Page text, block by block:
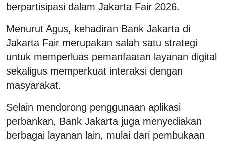
berpartisipasi dalam Jakarta Fair 2026.
Menurut Agus, kehadiran Bank Jakarta di
Jakarta Fair merupakan salah satu strategi
untuk memperluas pemanfaatan layanan digital
sekaligus memperkuat interaksi dengan
masyarakat.
Selain mendorong penggunaan aplikasi
perbankan, Bank Jakarta juga menyediakan
berbagai layanan lain, mulai dari pembukaan